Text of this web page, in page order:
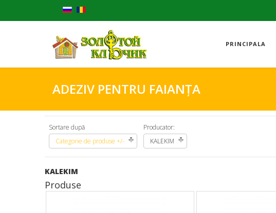
PRINCIPALA
ADEZIV PENTRU FAIANȚA
Sortare după
Categorie de produse +/-
Producator:
KALEKIM
KALEKIM
Produse